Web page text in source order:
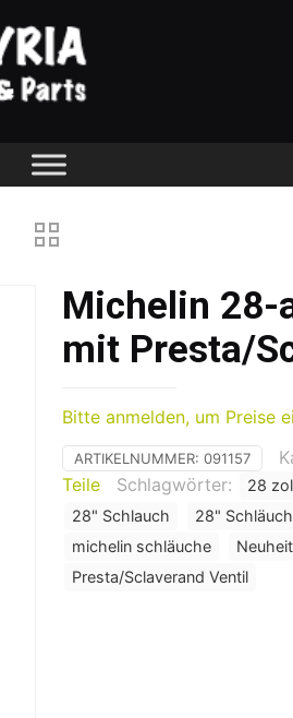
Michelin 28-
mit Presta/
Bitte anmelden, um Preise
ARTIKELNUMMER: 091157
Teile
Schlagwörter: 28
28" Schlauch
28"
michelin schläuche
Neuheit
Presta/Sclaverand Ventil